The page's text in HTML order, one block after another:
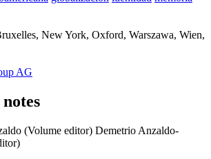
New York, Oxford, Warszawa, Wien,
AG
(Volume editor) Demetrio Anzaldo-